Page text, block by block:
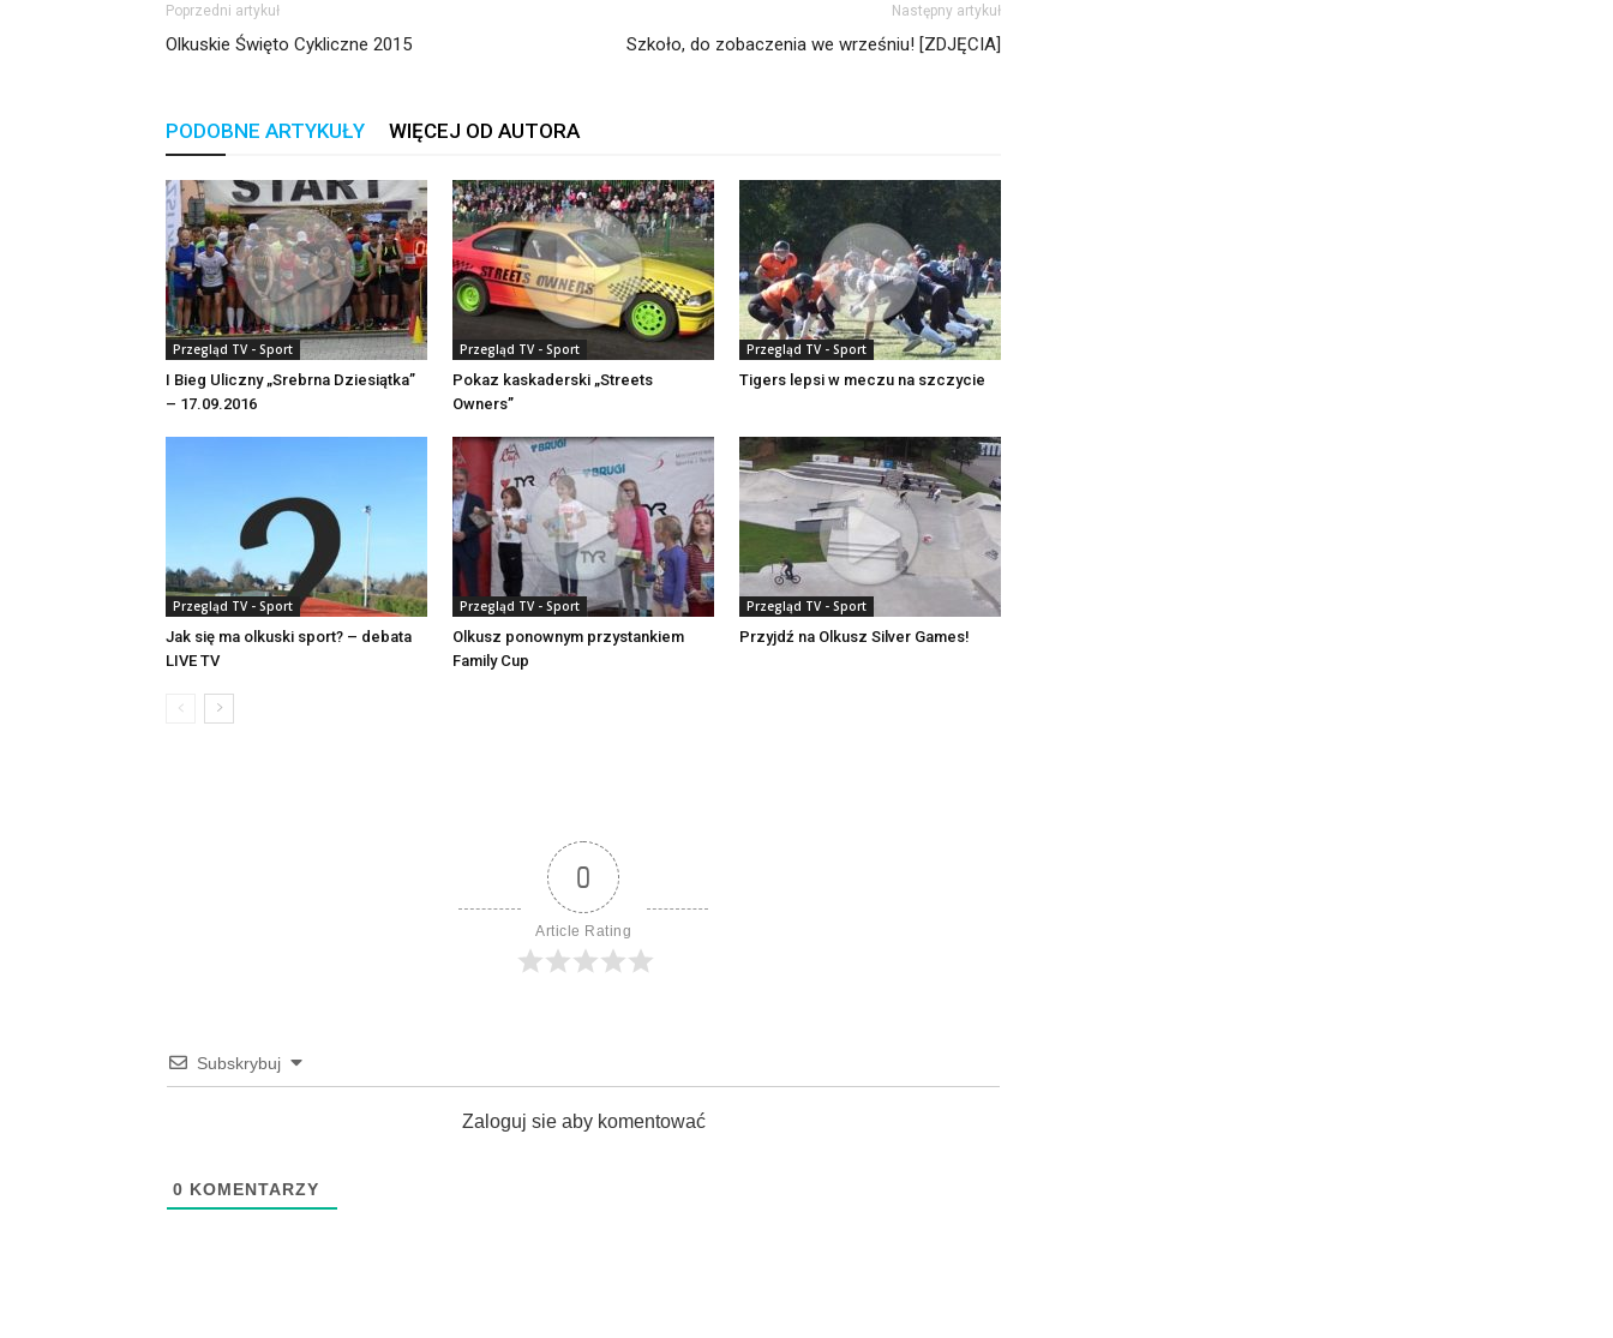
Poprzedni artykuł
Olkuskie Święto Cykliczne 2015
Następny artykuł
Szkoło, do zobaczenia we wrześniu! [ZDJĘCIA]
PODOBNE ARTYKUŁY WIĘCEJ OD AUTORA
Przegląd TV - Sport
I Bieg Uliczny „Srebrna Dziesiątka”
– 17.09.2016
Przegląd TV - Sport
Pokaz kaskaderski „Streets
Owners”
Przegląd TV - Sport
Tigers lepsi w meczu na szczycie
Przegląd TV - Sport
Jak się ma olkuski sport? – debata
LIVE TV
Przegląd TV - Sport
Olkusz ponownym przystankiem
Family Cup
Przegląd TV - Sport
Przyjdź na Olkusz Silver Games!
0
Article Rating
Subskrybuj
Zaloguj sie aby komentować
0 KOMENTARZY